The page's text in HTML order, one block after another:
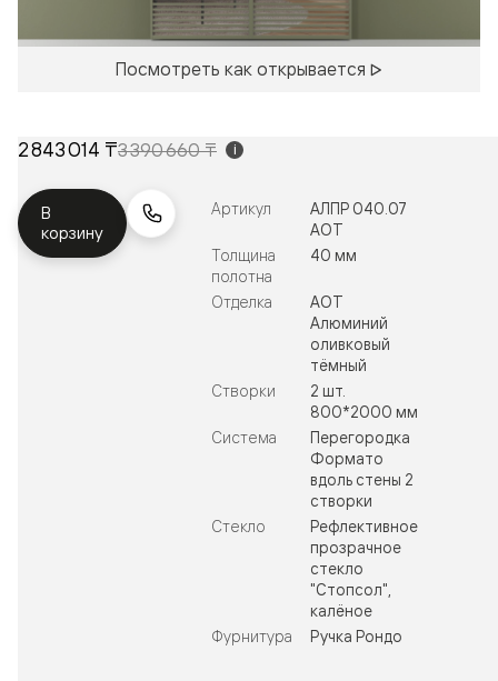
Посмотреть как открывается
2 843 014 ₸3 390 660 ₸ i
В
корзину
Артикул
АЛПР 040.07
АОТ
Толщина
полотна
40 мм
Отделка
АОТ
Алюминий
оливковый
тёмный
Створки
2 шт.
800*2000 мм
Система
Перегородка
Формато
вдоль стены 2
створки
Стекло
Рефлективное
прозрачное
стекло
"Стопсол",
калёное
Фурнитура
Ручка Рондо